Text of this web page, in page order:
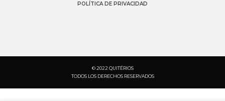
POLÍTICA DE PRIVACIDAD
© 2022 QUITÉRIOS
TODOS LOS DERECHOS RESERVADOS